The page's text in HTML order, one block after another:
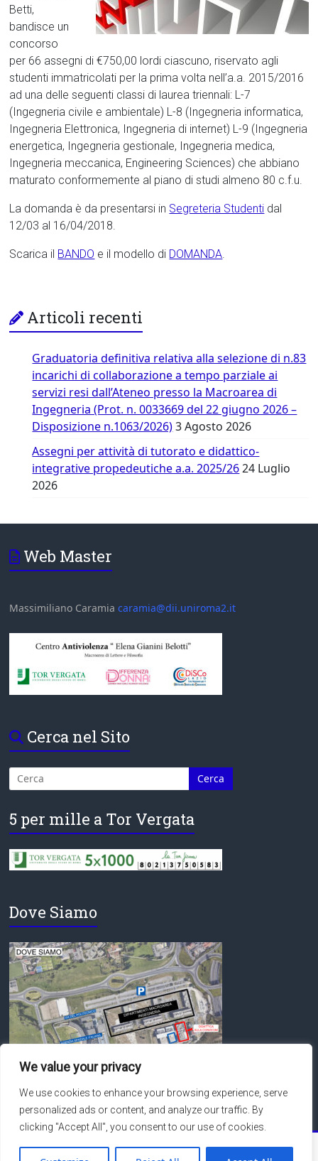
We value your privacy
We use cookies to enhance your browsing experience, serve
personalized ads or content, and analyze our traffic. By
clicking "Accept All", you consent to our use of cookies.
Betti,
bandisce un
concorso
per 66 assegni di €750,00 lordi ciascuno, riservato agli
studenti immatricolati per la prima volta nell’a.a. 2015/2016
ad una delle seguenti classi di laurea triennali: L-7
(Ingegneria civile e ambientale) L-8 (Ingegneria informatica,
Ingegneria Elettronica, Ingegneria di internet) L-9 (Ingegneria
energetica, Ingegneria gestionale, Ingegneria medica,
Ingegneria meccanica, Engineering Sciences) che abbiano
maturato conformemente al piano di studi almeno 80 c.f.u.
La domanda è da presentarsi in Segreteria Studenti dal
12/03 al 16/04/2018.
Scarica il BANDO e il modello di DOMANDA.
Articoli recenti
Graduatoria definitiva relativa alla selezione di n.83
incarichi di collaborazione a tempo parziale ai
servizi resi dall’Ateneo presso la Macroarea di
Ingegneria (Prot. n. 0033669 del 22 giugno 2026 –
Disposizione n.1063/2026) 3 Agosto 2026
Assegni per attività di tutorato e didattico-
integrative propedeutiche a.a. 2025/26 24 Luglio
2026
Web Master
Massimiliano Caramiacaramia@dii.uniroma2.it
Cerca nel Sito
5 per mille a Tor Vergata
Dove Siamo
Copyright © 2026Macroarea di Ingegneria – Università degli Studi di Roma